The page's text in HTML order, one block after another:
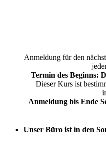
Anmeldung für den
Termin des Beginns:
Dieser Kurs ist
Anmeldung bis Ende
Unser Büro ist in den